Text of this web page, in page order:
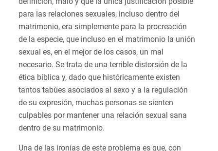
para las relaciones sexuales, incluso dentro del
matrimonio, era simplemente para la procreación
de la especie, que incluso en el matrimonio la unión
sexual es, en el mejor de los casos, un mal
necesario. Se trata de una terrible distorsión de la
ética bíblica y, dado que históricamente existen
tantos tabúes asociados al sexo y a la regulación
de su expresión, muchas personas se sienten
culpables por mantener una relación sexual sana
dentro de su matrimonio.
Una de las ironías de este problema es que, con